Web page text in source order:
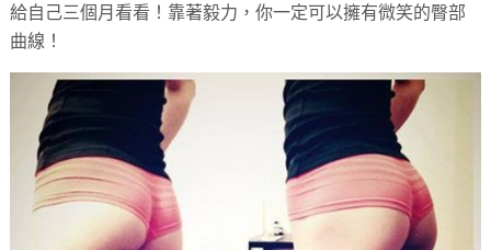
給自己三個月看看！靠著毅力，你一定可以擁有微笑的臀部
曲線！